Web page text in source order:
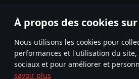
À propos des cookies
Nous utilisons les cookies pour
performances et l'utilisation du
sociaux et pour améliorer et
savoir plus
La représentation d’une arme ou
© 2011—2026 Gaijin Games Kft.
Termes et conditions